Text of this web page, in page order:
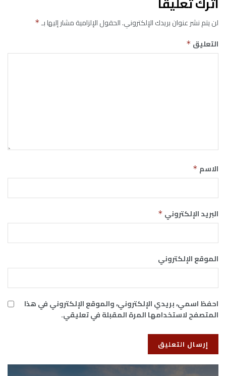
لن يتم نشر عنوان بريدك الإلكتروني.الحقول الإلزامية مشار إليها بـ*
التعليق *
الاسم *
البريد الإلكتروني *
الموقع الإلكتروني
احفظ اسمي، بريدي الإلكتروني، والموقع الإلكتروني في هذا
المتصفح لاستخدامها المرة المقبلة في تعليقي.